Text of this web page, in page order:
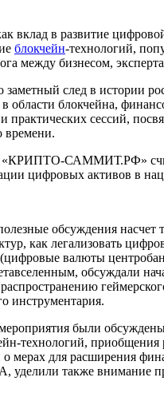
вклад в развитие
блокчейн-технологий,
между бизнесом,
заметный след в истории
области блокчейна,
практических сессий,
времени.
«КРИПТО-САММИТ.РФ»
цифровых активов в
обсуждения насчет
как легализовать
валюты
обсуждали
инструментария.
были
технологий,
мерах для расширения
уделили также внимание